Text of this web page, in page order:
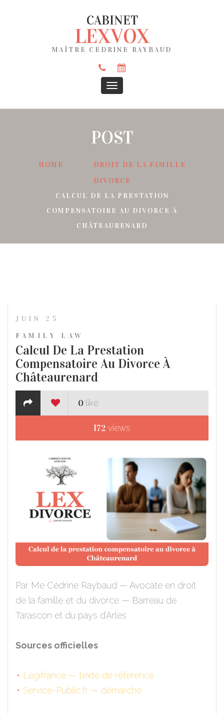
CABINET
LEXVOX
MAÎTRE CÉDRINE RAYBAUD
POST
HOME
DROIT DE LA FAMILLE
DIVORCE
CALCUL DE LA PRESTATION
COMPENSATOIRE AU DIVORCE À
CHÂTEAURENARD
JUIN 25
FAMILY LAW
Calcul De La Prestation
Compensatoire Au Divorce À
Châteaurenard
0 like
172 views
Par Me Cédrine Raybaud — Avocate en droit
de la famille et du divorce — Barreau de
Tarascon et du pays d’Arles
Sources officielles
Légifrance — texte de référence
Service-Public.fr — démarche